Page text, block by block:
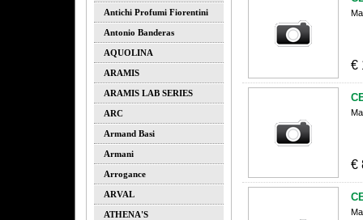
Antichi Profumi Fiorentini
Antonio Banderas
AQUOLINA
ARAMIS
ARAMIS LAB SERIES
ARC
Armand Basi
Armani
Arrogance
ARVAL
ATHENA'S
€
€